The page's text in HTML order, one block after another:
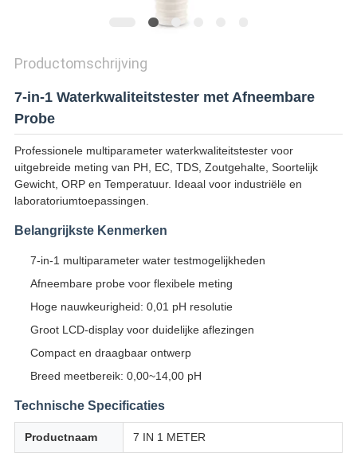
Productomschrijving
7-in-1 Waterkwaliteitstester met Afneembare
Probe
Professionele multiparameter waterkwaliteitstester voor
uitgebreide meting van PH, EC, TDS, Zoutgehalte, Soortelijk
Gewicht, ORP en Temperatuur. Ideaal voor industriële en
laboratoriumtoepassingen.
Belangrijkste Kenmerken
7-in-1 multiparameter water testmogelijkheden
Afneembare probe voor flexibele meting
Hoge nauwkeurigheid: 0,01 pH resolutie
Groot LCD-display voor duidelijke aflezingen
Compact en draagbaar ontwerp
Breed meetbereik: 0,00~14,00 pH
Technische Specificaties
Productnaam 7 IN 1 METER